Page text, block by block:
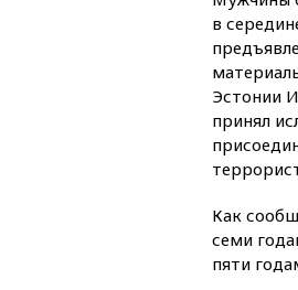
в
Эстонии
принял
Как
семи
пяти